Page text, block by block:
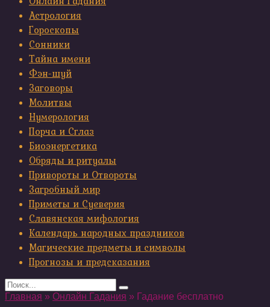
Астрология
Гороскопы
Сонники
Тайна имени
Фэн-шуй
Заговоры
Молитвы
Нумерология
Порча и Сглаз
Биоэнергетика
Обряды и ритуалы
Привороты и Отвороты
Загробный мир
Приметы и Суеверия
Славянская мифология
Календарь народных праздников
Магические предметы и символы
Прогнозы и предсказания
Search
for:
Главная » Онлайн Гадания » Гадание бесплатно